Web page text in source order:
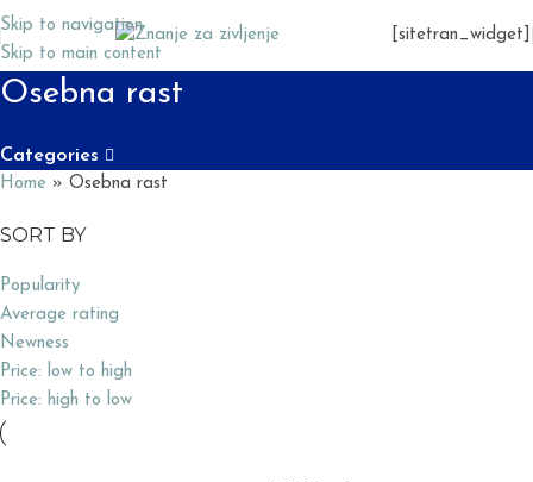
Skip to navigation
Skip to main content
[sitetran_widget]
Osebna rast
Categories
Home » Osebna rast
SORT BY
Popularity
Average rating
Newness
Price: low to high
Price: high to low